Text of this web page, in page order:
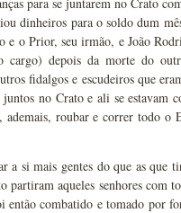
dinheiros para o soldo dum
o Prior, seu irmão, e João
cargo) depois da morte do
fidalgos e escudeiros que
no Crato e ali se
roubar e correr todo
si mais gentes do que as que
aqueles senhores com
então combatido e tomado por